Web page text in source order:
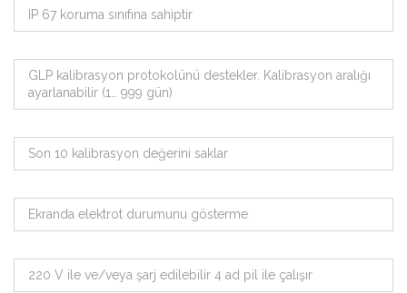
IP 67 koruma sınıfına sahiptir
GLP kalibrasyon protokolünü destekler. Kalibrasyon aralığı
ayarlanabilir (1… 999 gün)
Son 10 kalibrasyon değerini saklar
Ekranda elektrot durumunu gösterme
220 V ile ve/veya şarj edilebilir 4 ad pil ile çalışır